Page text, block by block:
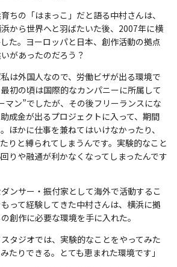
ちの「はまっこ」だと語る中村さんは、
から世界へと羽ばたいた後、2007年に横
た。ヨーロッパと日本、創作活動の拠点
があったのだろう？
私は外国人なので、労働ビザが出る環境で
初の頃は国際的なカンパニーに所属して
マン”でしたが、その後フリーランスにな
成金が出るプロジェクトに入って、期間
ほかに仕事を兼ねてはいけなかったり、
りと縛られてしまうんです。実験的なこと
りや融通が利かなくなってしまったんです
ンサー・振付家として海外で活動するこ
って経験してきた中村さんは、横浜に拠
創作に必要な環境を手に入れた。
スタジオでは、実験的なことをやってみた
たりできる。とても恵まれた環境です」